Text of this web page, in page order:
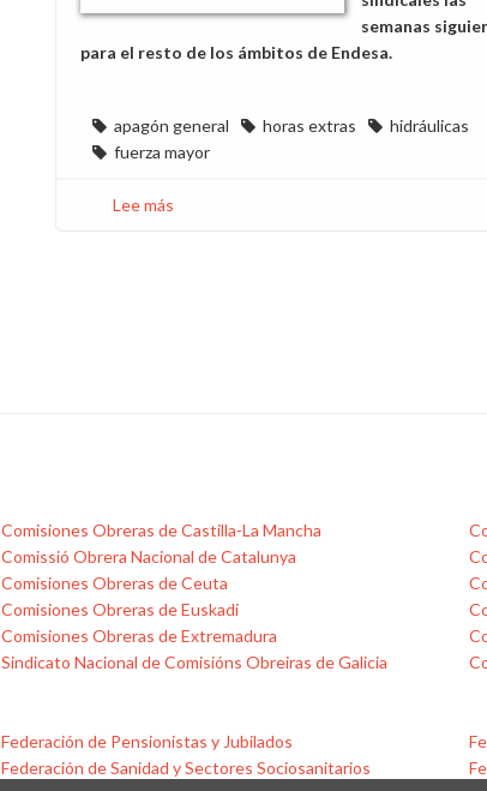
semanas
para el resto de los ámbitos de Endesa.
apagón general horas extras
hidráulicas
fuerza mayor
Lee más
de
noviembre
Comisiones Obreras de Castilla-La Mancha
Comissió Obrera Nacional de Catalunya
Comisiones Obreras de Ceuta
Comisiones Obreras de Euskadi
Comisiones Obreras de Extremadura
Sindicato Nacional de Comisións Obreiras de Galicia
Federación de Pensionistas y Jubilados
Federación de Sanidad y Sectores Sociosanitarios